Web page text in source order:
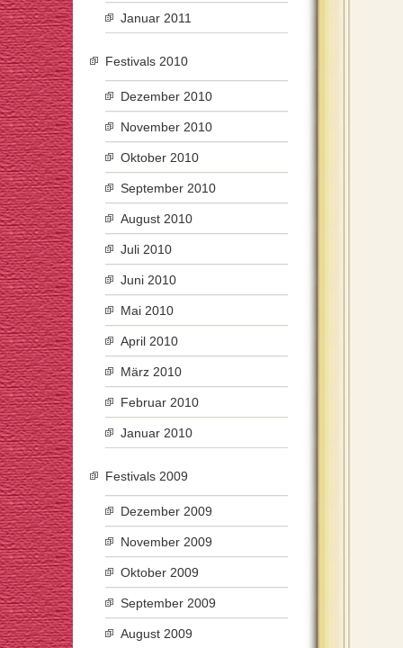
Januar 2011
Festivals 2010
Dezember 2010
November 2010
Oktober 2010
September 2010
August 2010
Juli 2010
Juni 2010
Mai 2010
April 2010
März 2010
Februar 2010
Januar 2010
Festivals 2009
Dezember 2009
November 2009
Oktober 2009
September 2009
August 2009